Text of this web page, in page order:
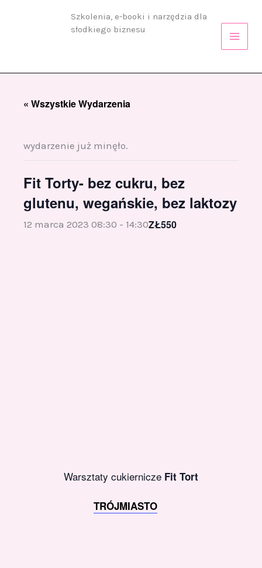
Szkolenia, e-booki i narzędzia dla
słodkiego biznesu
« Wszystkie Wydarzenia
wydarzenie już minęło.
Fit Torty- bez cukru, bez
glutenu, wegańskie, bez laktozy
12 marca 2023 08:30 - 14:30ZŁ550
Warsztaty cukiernicze Fit Tort
TRÓJMIASTO